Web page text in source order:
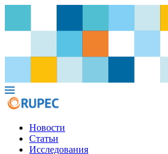
Новости
Статьи
Исследования